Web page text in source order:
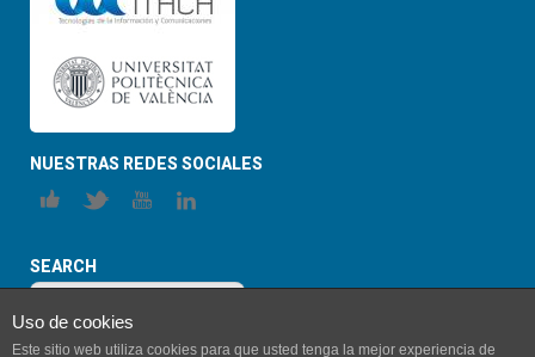
NUESTRAS REDES SOCIALES
SEARCH
Uso de cookies
Este sitio web utiliza cookies para que usted tenga la mejor experiencia de